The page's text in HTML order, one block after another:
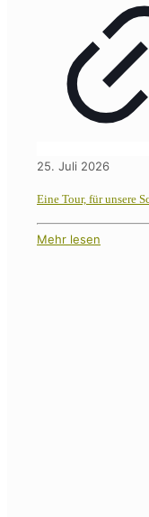
25. Juli 2026
Eine Tour, für unsere
Mehr lesen